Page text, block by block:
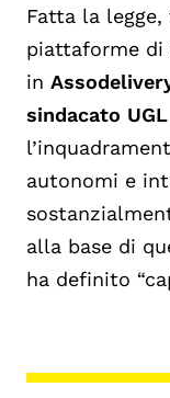
Fatta la
piattaforme di
in
sindacato
autonomi e
alla base di
ha definito